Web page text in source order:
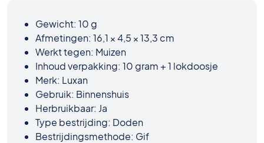
Gewicht: 10 g
Afmetingen: 16,1 × 4,5 × 13,3 cm
Werkt tegen: Muizen
Inhoud verpakking: 10 gram + 1 lokdoosje
Merk: Luxan
Gebruik: Binnenshuis
Herbruikbaar: Ja
Type bestrijding: Doden
Bestrijdingsmethode: Gif